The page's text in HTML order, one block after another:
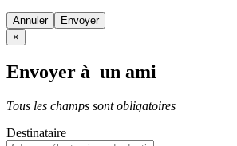
Annuler
×
Envoyer à un ami
Tous les champs sont obligatoires
Destinataire